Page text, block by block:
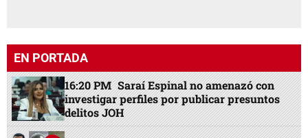
EN PORTADA
16:20 PM Saraí Espinal no amenazó con
investigar perfiles por publicar presuntos
delitos JOH